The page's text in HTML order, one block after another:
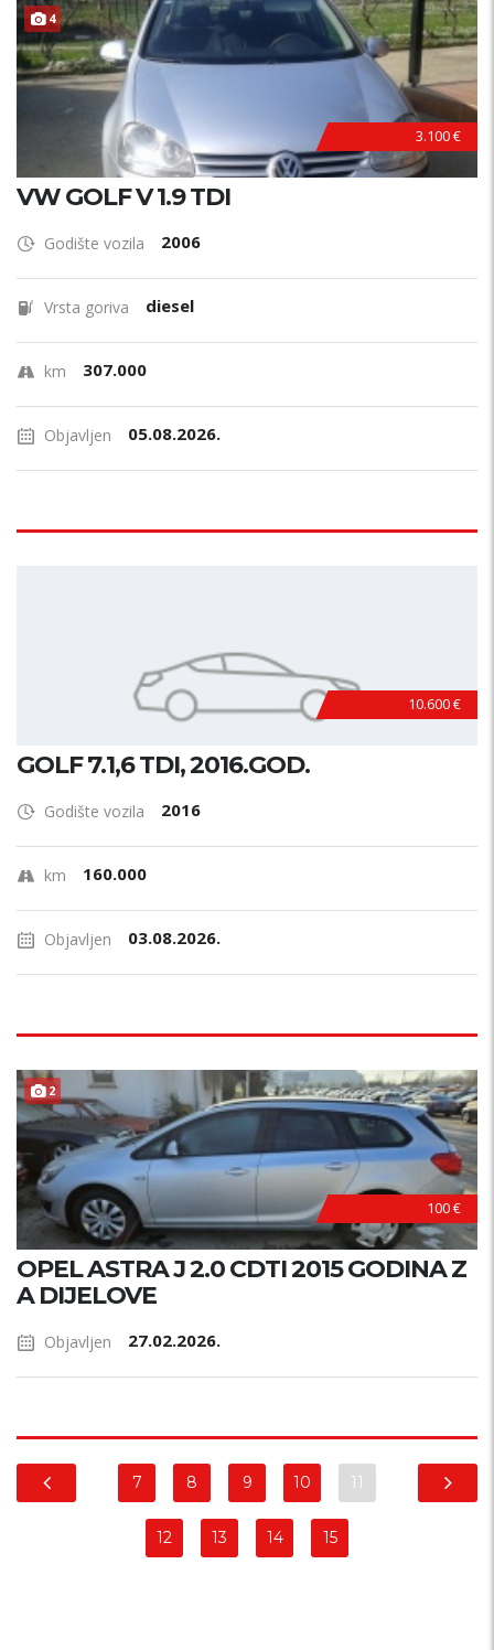
4
3.100 €
VW GOLF V 1.9 TDI
Godište vozila 2006
Vrsta goriva diesel
km 307.000
Objavljen 05.08.2026.
10.600 €
GOLF 7.1,6 TDI, 2016.GOD.
Godište vozila 2016
km 160.000
Objavljen 03.08.2026.
2
100 €
OPEL ASTRA J 2.0 CDTI 2015 GODINA Z
A DIJELOVE
Objavljen 27.02.2026.
7 8 9 10 11
12 13 14 15